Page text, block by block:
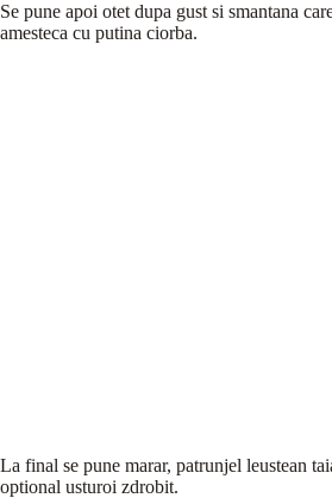
Se pune apoi otet dupa gust si smantana
amesteca cu putina ciorba.
La final se pune marar, patrunjel leustean
optional usturoi zdrobit.